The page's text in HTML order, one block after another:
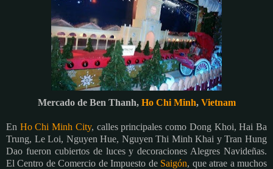
Mercado de Ben Thanh, Ho Chi Minh, Vietnam
En Ho Chi Minh City, calles principales como Dong Khoi, Hai Ba
Trung, Le Loi, Nguyen Hue, Nguyen Thi Minh Khai y Tran Hung
Dao fueron cubiertos de luces y decoraciones Alegres Navideñas.
El Centro de Comercio de Impuesto de Saigón, que atrae a muchos